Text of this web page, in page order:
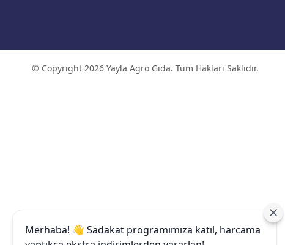
© Copyright 2026 Yayla Agro Gıda. Tüm Hakları Saklıdır.
Merhaba! 👋 Sadakat programımıza katıl, harcama